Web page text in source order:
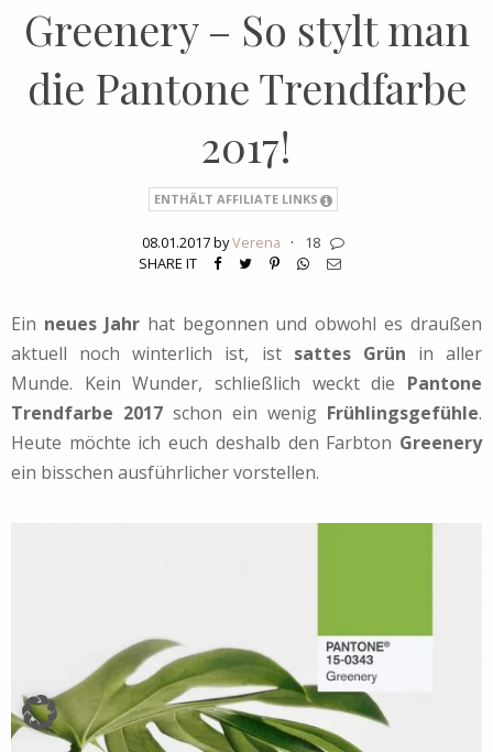
Greenery – So stylt man
die Pantone Trendfarbe
2017!
ENTHÄLT AFFILIATE LINKS
08.01.2017 byVerena ·
18
SHARE IT
Ein neues Jahrhat begonnen und obwohl es draußen
aktuell noch winterlich ist, ist sattes Grün in aller
Munde. Kein Wunder, schließlich weckt die Pantone
Trendfarbe 2017 schon ein wenig Frühlingsgefühle.
Heute möchte ich euch deshalb den Farbton Greenery
ein bisschen ausführlicher vorstellen.